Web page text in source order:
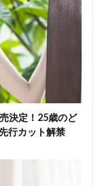
決定！25歳のど
行カット解禁